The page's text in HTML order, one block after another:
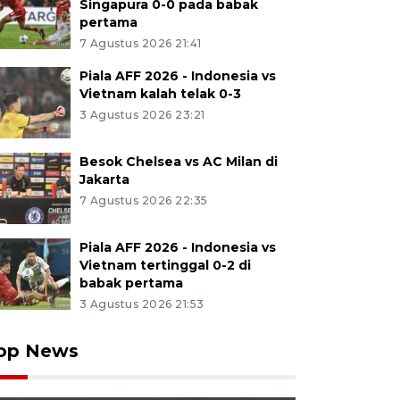
Singapura 0-0 pada babak
pertama
7 Agustus 2026 21:41
Piala AFF 2026 - Indonesia vs
Vietnam kalah telak 0-3
3 Agustus 2026 23:21
Besok Chelsea vs AC Milan di
Jakarta
7 Agustus 2026 22:35
Piala AFF 2026 - Indonesia vs
Vietnam tertinggal 0-2 di
babak pertama
3 Agustus 2026 21:53
News